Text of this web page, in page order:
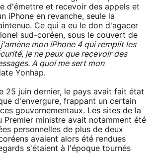
d'émettre et recevoir des appels et
iPhone en revanche, seule la
Ce qui a eu le don d'agacer
sud-coréen, sous le couvert de
j'amène mon iPhone 4 qui remplit les
je ne peux que recevoir des
A quoi me sert mon
Yonhap.
25 juin dernier, le pays avait fait état
d'envergure, frappant un certain
gouvernementaux. Les sites de la
Premier ministre avait notamment été
personnelles de plus de deux
avaient alors été rendues
s'étaient à l'époque tournés